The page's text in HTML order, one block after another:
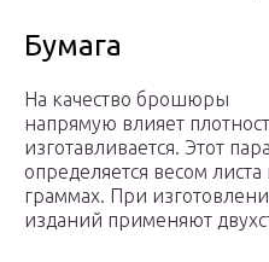
Бумага
На качество брошюры
напрямую влияет
изготавливается. Этот
определяется весом
граммах. При
изданий применяют